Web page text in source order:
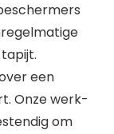
een
Onze werk-
om